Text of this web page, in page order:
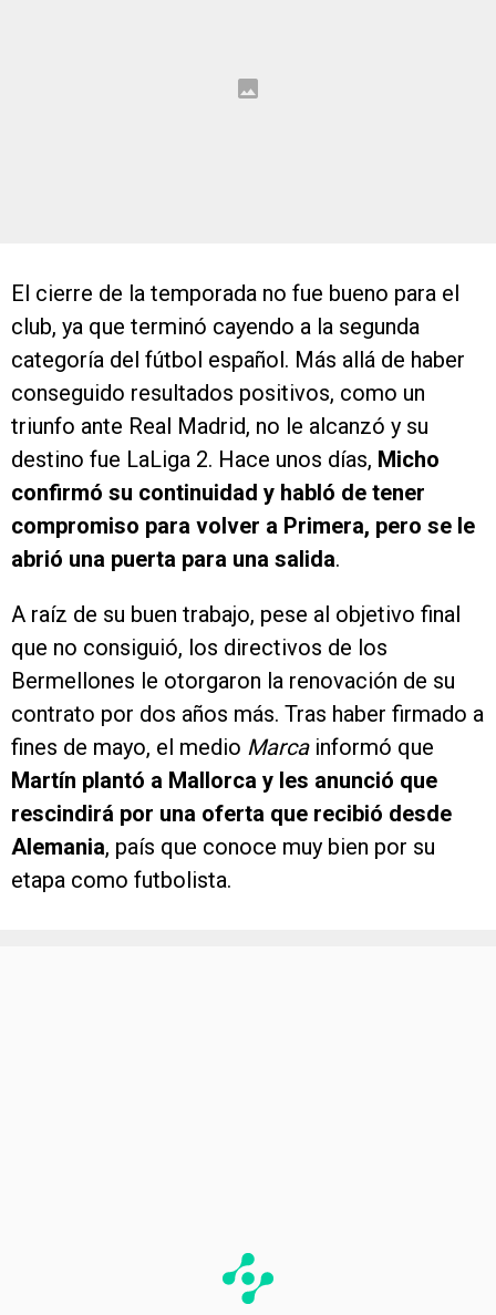
El cierre de la temporada no fue bueno para el
club, ya que terminó cayendo a la segunda
categoría del fútbol español. Más allá de haber
conseguido resultados positivos, como un
triunfo ante Real Madrid, no le alcanzó y su
destino fue LaLiga 2. Hace unos días, Micho
confirmó su continuidad y habló de tener
compromiso para volver a Primera, pero se le
abrió una puerta para una salida.
A raíz de su buen trabajo, pese al objetivo final
que no consiguió, los directivos de los
Bermellones le otorgaron la renovación de su
contrato por dos años más. Tras haber firmado a
fines de mayo, el medio Marcainformó que
Martín plantó a Mallorca y les anunció que
rescindirá por una oferta que recibió desde
Alemania, país que conoce muy bien por su
etapa como futbolista.